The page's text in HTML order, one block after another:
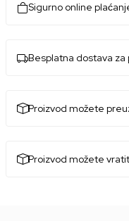
Sigurno online
Besplatna dostava za
Proizvod možete
Proizvod možete